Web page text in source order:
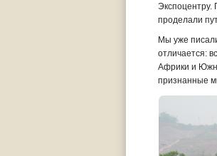
Экспоцентру.
проделали
Мы уже
отличается:
Африки и
признанные